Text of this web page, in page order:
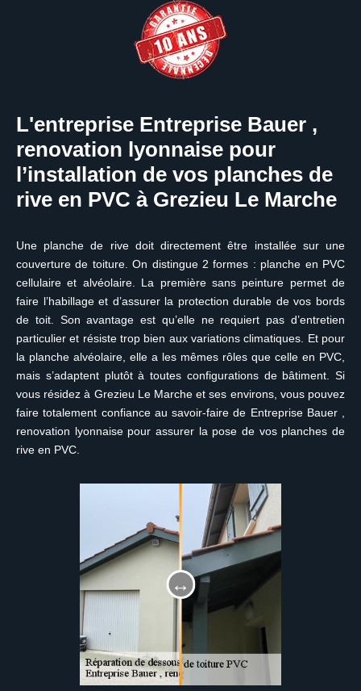
L'entreprise Entreprise Bauer ,
renovation lyonnaise pour
l’installation de vos planches de
rive en PVC à Grezieu Le Marche
Une planche de rive doit directement être installée sur une
couverture de toiture. On distingue 2 formes : planche en PVC
cellulaire et alvéolaire. La première sans peinture permet de
faire l’habillage et d’assurer la protection durable de vos bords
de toit. Son avantage est qu’elle ne requiert pas d’entretien
particulier et résiste trop bien aux variations climatiques. Et pour
la planche alvéolaire, elle a les mêmes rôles que celle en PVC,
mais s’adaptent plutôt à toutes configurations de bâtiment. Si
vous résidez à Grezieu Le Marche et ses environs, vous pouvez
faire totalement confiance au savoir-faire de Entreprise Bauer ,
renovation lyonnaise pour assurer la pose de vos planches de
rive en PVC.